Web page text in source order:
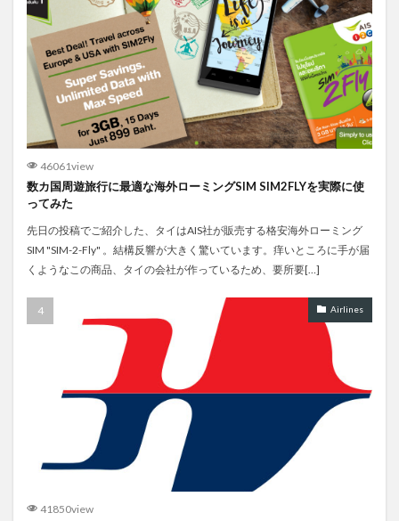
46061view
数カ国周遊旅行に最適な海外ローミングSIM SIM2FLYを実際に使
ってみた
先日の投稿でご紹介した、タイはAIS社が販売する格安海外ローミング
SIM "SIM-2-Fly" 。結構反響が大きく驚いています。痒いところに手が届
くようなこの商品、タイの会社が作っているため、要所要[…]
Airlines
41850view